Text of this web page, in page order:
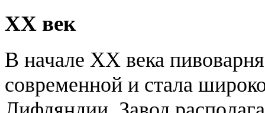
XX век
В начале XX века
современной и стала